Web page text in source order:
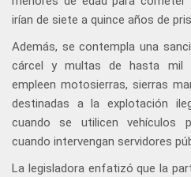
irían de siete a quince años de
Además, se contempla una
cárcel y multas de hasta mil
empleen motosierras, sierras
destinadas a la explotación
cuando se utilicen vehículos
cuando intervengan servidores
La legisladora enfatizó que la